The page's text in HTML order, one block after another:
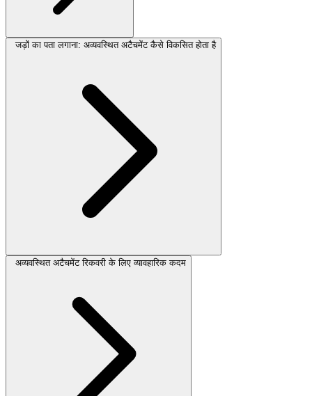
जड़ों का पता लगाना: अव्यवस्थित अटैचमेंट कैसे विकसित होता है
अव्यवस्थित अटैचमेंट रिकवरी के लिए व्यावहारिक कदम